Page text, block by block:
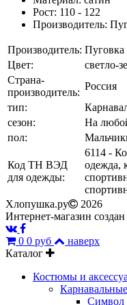
Рост: 110 - 122
Производитель:
Производитель: Пуговка
Цвет:
светло-
Страна-
производитель:
Россия
тип:
сезон:
На
пол:
Код ТН ВЭД
для одежды:
6114 -
одежда,
Хлопушка.ру
2026
Интернет-магазин создан
0 0 руб
наверх
Каталог
Костюмы и
Символ